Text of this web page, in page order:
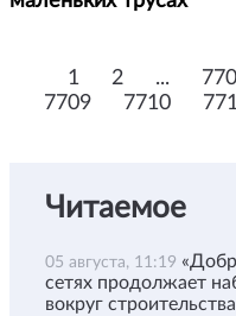
1 2 ...
7709 7710
Читаемое
05 августа, 11:19
сетях продолжает
вокруг